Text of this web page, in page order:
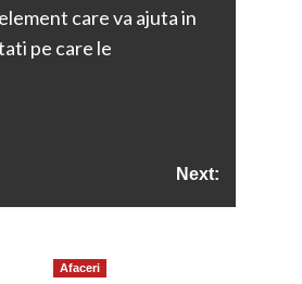
care va ajuta in
pe care le
Next:
Afaceri